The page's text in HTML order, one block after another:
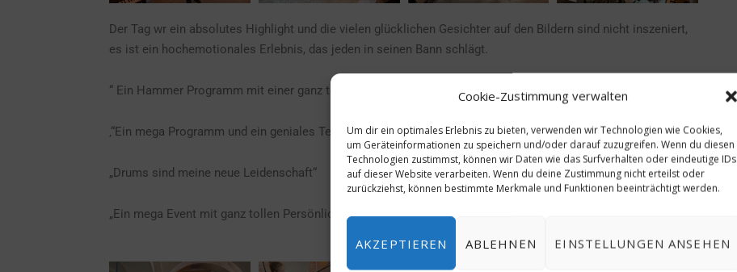
Cookie-Zustimmung verwalten
Um dir ein optimales Erlebnis zu bieten, verwenden wir Technologien wie Cookies,
um Geräteinformationen zu speichern und/oder darauf zuzugreifen. Wenn du diesen
Technologien zustimmst, können wir Daten wie das Surfverhalten oder eindeutige IDs
auf dieser Website verarbeiten. Wenn du deine Zustimmung nicht erteilst oder
zurückziehst, können bestimmte Merkmale und Funktionen beeinträchtigt werden.
AKZEPTIEREN ABLEHNEN EINSTELLUNGEN ANSEHEN
Der Tag wr ein absolutes Highlight und die vielen glücklichen Gesichter auf den Bildern sind nicht inszeniert,
es ist ein hochemotionales Erlebnis, das jeden in seinen Bann schlägt.
“ Ein Hammer Programm mit einer ganz tollen Truppe“
‚“Ein mega Programm und ein geniales Teamevent. bin noch ganz geflasht“
„Drums sind meine neue Leidenschaft“
„Ein mega Event mit ganz tollen Persönlichkeiten und mit einzigartigen Talenten.“